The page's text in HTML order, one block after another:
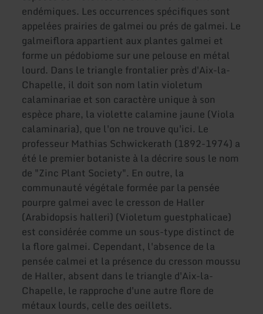
endémiques. Les occurrences spécifiques sont
appelées prairies de galmei ou prés de galmei. Le
galmeiflora appartient aux plantes galmei et
forme un pédobiome sur une pelouse en métal
lourd. Dans le triangle frontalier près d'Aix-la-
Chapelle, il doit son nom latin violetum
calaminariae et son caractère unique à son
espèce phare, la violette calamine jaune (Viola
calaminaria), que l'on ne trouve qu'ici. Le
professeur Mathias Schwickerath (1892-1974) a
été le premier botaniste à la décrire sous le nom
de "Zinc Plant Society". En outre, la
communauté végétale formée par la pensée
pourpre galmei avec le cresson de Haller
(Arabidopsis halleri) (Violetum guestphalicae)
est considérée comme un sous-type distinct de
la flore galmei. Cependant, l'absence de la
pensée calmei et la présence du cresson moussu
de Haller, absent dans le triangle d'Aix-la-
Chapelle, le rapproche d'une autre flore de
métaux lourds, celle des oeillets.